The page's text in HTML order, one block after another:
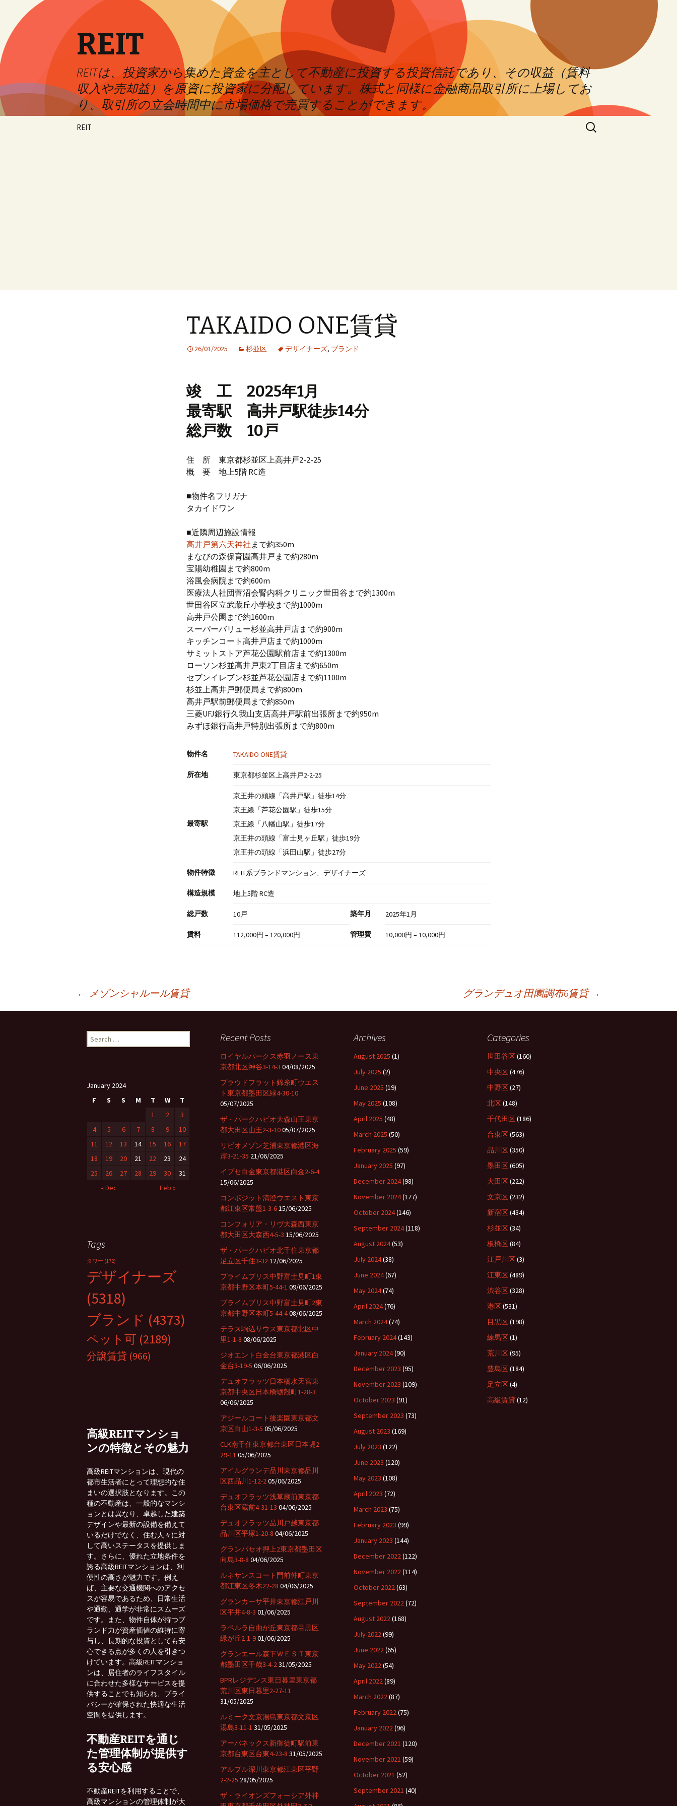
REIT
REITは、投資家から集めた資金を主として不動産に投資する投資信託であり、その収益（賃料
収入や売却益）を原資に投資家に分配しています。株式と同様に金融商品取引所に上場してお
り、取引所の立会時間中に市場価格で売買することができます。
Skip
REIT
Search
for:
TAKAIDO ONE賃貸
26/01/2025 杉並区 デザイナーズ, ブランド
竣 工 2025年1月
最寄駅 高井戸駅徒歩14分
総戸数 10戸
住 所 東京都杉並区上高井戸2-2-25
概 要 地上5階 RC造
■物件名フリガナ
タカイドワン
■近隣周辺施設情報
高井戸第六天神社 まで約350m
まなびの森保育園高井戸まで約280m
宝陽幼稚園まで約800m
浴風会病院まで約600m
医療法人社団菅沼会腎内科クリニック世田谷まで約1300m
世田谷区立武蔵丘小学校まで約1000m
高井戸公園まで約1600m
スーパーバリュー杉並高井戸店まで約900m
キッチンコート高井戸店まで約1000m
サミットストア芦花公園駅前店まで約1300m
ローソン杉並高井戸東2丁目店まで約650m
セブンイレブン杉並芦花公園店まで約1100m
杉並上高井戸郵便局まで約800m
高井戸駅前郵便局まで約850m
三菱UFJ銀行久我山支店高井戸駅前出張所まで約950m
みずほ銀行高井戸特別出張所まで約800m
物件名 TAKAIDO ONE賃貸
所在地 東京都杉並区上高井戸2-2-25
最寄駅
京王井の頭線「高井戸駅」徒歩14分
京王線「芦花公園駅」徒歩15分
京王線「八幡山駅」徒歩17分
京王井の頭線「富士見ヶ丘駅」徒歩19分
京王井の頭線「浜田山駅」徒歩27分
物件特徴 REIT系ブランドマンション、デザイナーズ
構造規模 地上5階 RC造
総戸数 10戸 築年月 2025年1月
賃料 112,000円 – 120,000円 管理費 10,000円 – 10,000円
Post
navigation
← メゾンシャルール賃貸 グランデュオ田園調布6賃貸 →
e
h
Recent Posts
ロイヤルパークス赤羽ノース東
京都北区神谷3-14-3 04/08/2025
プラウドフラット錦糸町ウエス
ト東京都墨田区緑4-30-10
05/07/2025
ザ・パークハビオ大森山王東京
都大田区山王2-3-1005/07/2025
リビオメゾン芝浦東京都港区海
岸3-21-35 21/06/2025
イプセ白金東京都港区白金2-6-4
15/06/2025
コンポジット清澄ウエスト東京
都江東区常盤1-3-615/06/2025
コンフォリア・リヴ大森西東京
都大田区大森西4-5-3 15/06/2025
ザ・パークハビオ北千住東京都
足立区千住3-3212/06/2025
プライムブリス中野富士見町1東
京都中野区本町5-44-1 09/06/2025
プライムブリス中野富士見町2東
京都中野区本町5-44-408/06/2025
テラス駒込サウス東京都北区中
里1-1-8 08/06/2025
ジオエント白金台東京都港区白
金台3-19-5 06/06/2025
デュオフラッツ日本橋水天宮東
京都中央区日本橋蛎殻町1-28-3
06/06/2025
アジールコート後楽園東京都文
京区白山1-3-5 05/06/2025
CLK南千住東京都台東区日本堤2-
29-11 05/06/2025
アイルグランデ品川東京都品川
区西品川1-12-205/06/2025
デュオフラッツ浅草蔵前東京都
台東区蔵前4-31-13 04/06/2025
デュオフラッツ品川戸越東京都
品川区平塚1-20-8 04/06/2025
グランパセオ押上2東京都墨田区
向島3-8-8 04/06/2025
ルネサンスコート門前仲町東京
都江東区冬木22-28 04/06/2025
グランカーサ平井東京都江戸川
区平井4-8-3 01/06/2025
ラペルラ自由が丘東京都目黒区
緑が丘2-1-901/06/2025
グランエール森下ＷＥＳＴ東京
都墨田区千歳3-4-231/05/2025
BPRレジデンス東日暮里東京都
荒川区東日暮里2-27-11
31/05/2025
ルミーク文京湯島東京都文京区
湯島3-11-1 31/05/2025
アーバネックス新御徒町駅前東
京都台東区台東4-23-8 31/05/2025
アルブル深川東京都江東区平野
2-2-25 28/05/2025
ザ・ライオンズフォーシア外神
Archives
August 2025 (1)
July 2025 (2)
June 2025 (19)
May 2025 (108)
April 2025 (48)
March 2025 (50)
February 2025 (59)
January 2025 (97)
December 2024(98)
November 2024(177)
October 2024(146)
September 2024(118)
August 2024(53)
July 2024(38)
June 2024(67)
May 2024(74)
April 2024(76)
March 2024(74)
February 2024(143)
January 2024(90)
December 2023 (95)
November 2023 (109)
October 2023 (91)
September 2023 (73)
August 2023 (169)
July 2023 (122)
June 2023 (120)
May 2023 (108)
April 2023 (72)
March 2023 (75)
February 2023 (99)
January 2023 (144)
December 2022(122)
November 2022(114)
October 2022(63)
September 2022(72)
August 2022(168)
July 2022(99)
June 2022(65)
May 2022(54)
April 2022(89)
March 2022(87)
February 2022(75)
January 2022(96)
December 2021 (120)
November 2021 (59)
October 2021 (52)
September 2021 (40)
Categories
世田谷区(160)
中央区(476)
中野区(27)
北区(148)
千代田区(186)
台東区(563)
品川区(350)
墨田区(605)
大田区(222)
文京区(232)
新宿区(434)
杉並区(34)
板橋区(84)
江戸川区(3)
江東区(489)
渋谷区(328)
港区(531)
目黒区(198)
練馬区(1)
荒川区(95)
豊島区(184)
足立区(4)
高級賃貸(12)
January 2024
F
S S M T W T
« Dec Feb »
1 2
3
4
5 6 7 8 9
10
11
12 13 14 15 16
17
18
19 20 21 22 23
24
25
26 27 28 29 30 31
Tags
タワー (172)
デザイナーズ
(5318)
ブランド (4373)
ペット可 (2189)
分譲賃貸 (966)
高級REITマンショ
ンの特徴とその魅力
高級REITマンションは、現代の
都市生活者にとって理想的な住
まいの選択肢となります。この
種の不動産は、一般的なマンシ
ョンとは異なり、卓越した建築
デザインや最新の設備を備えて
いるだけでなく、住む人々に対
して高いステータスを提供しま
す。さらに、優れた立地条件を
誇る高級REITマンションは、利
便性の高さが魅力です。例え
ば、主要な交通機関へのアクセ
スが容易であるため、日常生活
や通勤、通学が非常にスムーズ
です。また、物件自体が持つブ
ランド力が資産価値の維持に寄
与し、長期的な投資としても安
心できる点が多くの人を引きつ
けています。高級REITマンショ
ンは、居住者のライフスタイル
に合わせた多様なサービスを提
供することでも知られ、プライ
バシーが確保された快適な生活
空間を提供します。
不動産REITを通じ
た管理体制が提供す
る安心感
不動産REITを利用することで、
高級マンションの管理体制が大